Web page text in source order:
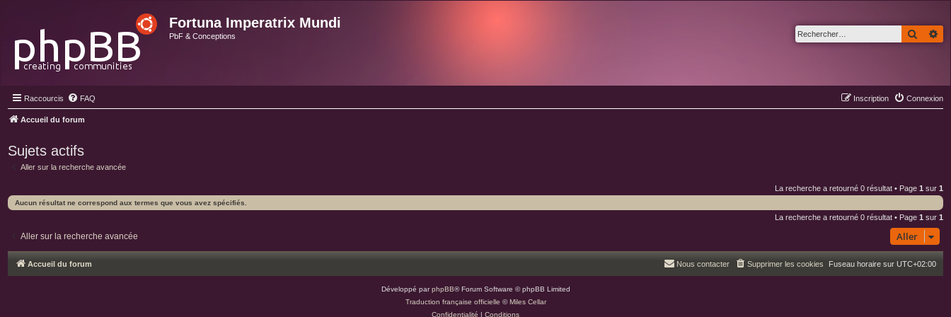
Fortuna Imperatrix Mundi
PbF & Conceptions
Raccourcis FAQ Connexion
Inscription
Accueil du forum
Sujets actifs
Aller sur la recherche avancée
La recherche a retourné 0 résultat • Page 1 sur 1
Aucun résultat ne correspond aux termes que vous avez spécifiés.
La recherche a retourné 0 résultat • Page 1 sur 1
Aller sur la recherche avancée Aller
Accueil du forum Fuseau horaire sur UTC+02:00
Supprimer les cookies
Nous contacter
Développé parphpBB® Forum Software © phpBB Limited
Traduction française officielle ©Miles Cellar
Confidentialité | Conditions